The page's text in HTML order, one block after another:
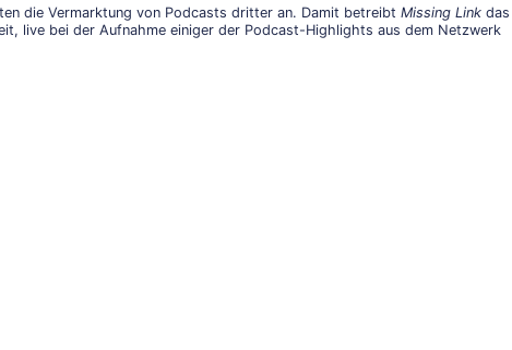
die Vermarktung von Podcasts dritter an. Damit betreibt Missing Link das
live bei der Aufnahme einiger der Podcast-Highlights aus dem Netzwerk